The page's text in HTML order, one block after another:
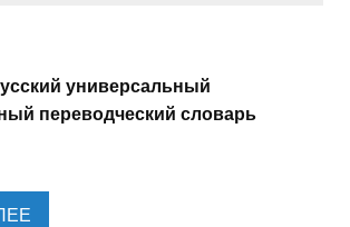
универсальный
переводческий словарь